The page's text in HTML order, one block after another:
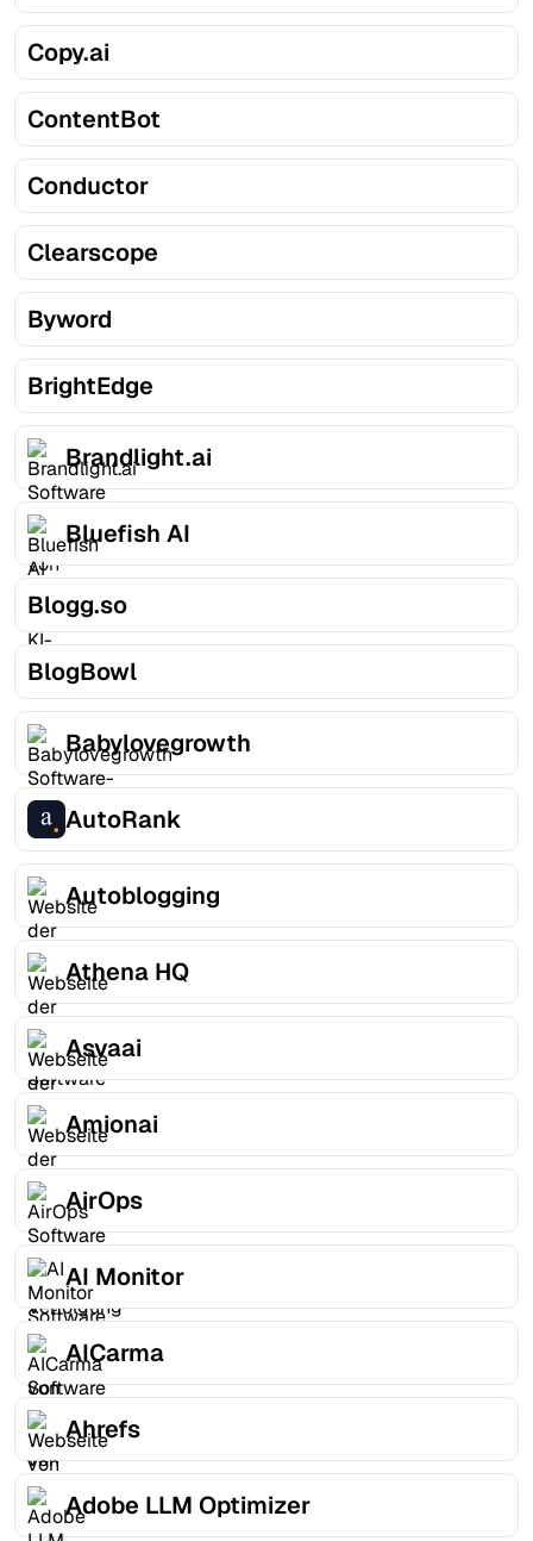
Copy.ai
ContentBot
Conductor
Clearscope
Byword
BrightEdge
Brandlight.ai
Bluefish AI
Blogg.so
BlogBowl
Babylovegrowth
AutoRank
Autoblogging
Athena HQ
Asvaai
Amionai
AirOps
AI Monitor
AICarma
Ahrefs
Adobe LLM Optimizer